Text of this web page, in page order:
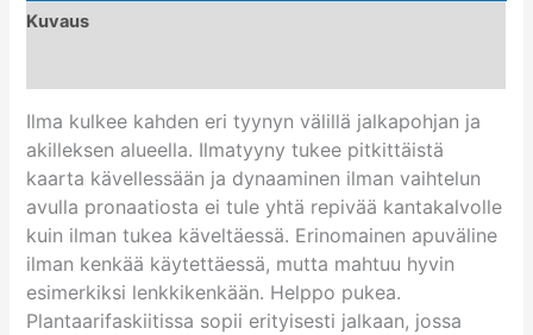
Kuvaus
Ilma kulkee kahden eri tyynyn välillä jalkapohjan ja
akilleksen alueella. Ilmatyyny tukee pitkittäistä
kaarta kävellessään ja dynaaminen ilman vaihtelun
avulla pronaatiosta ei tule yhtä repivää kantakalvolle
kuin ilman tukea käveltäessä. Erinomainen apuväline
ilman kenkää käytettäessä, mutta mahtuu hyvin
esimerkiksi lenkkikenkään. Helppo pukea.
Plantaarifaskiitissa sopii erityisesti jalkaan, jossa